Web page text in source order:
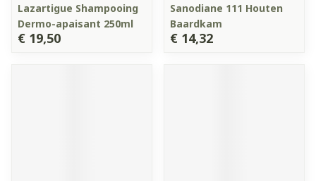
Lazartigue Shampooing
Dermo-apaisant 250ml
€ 19,50
Sanodiane 111 Houten
Baardkam
€ 14,32